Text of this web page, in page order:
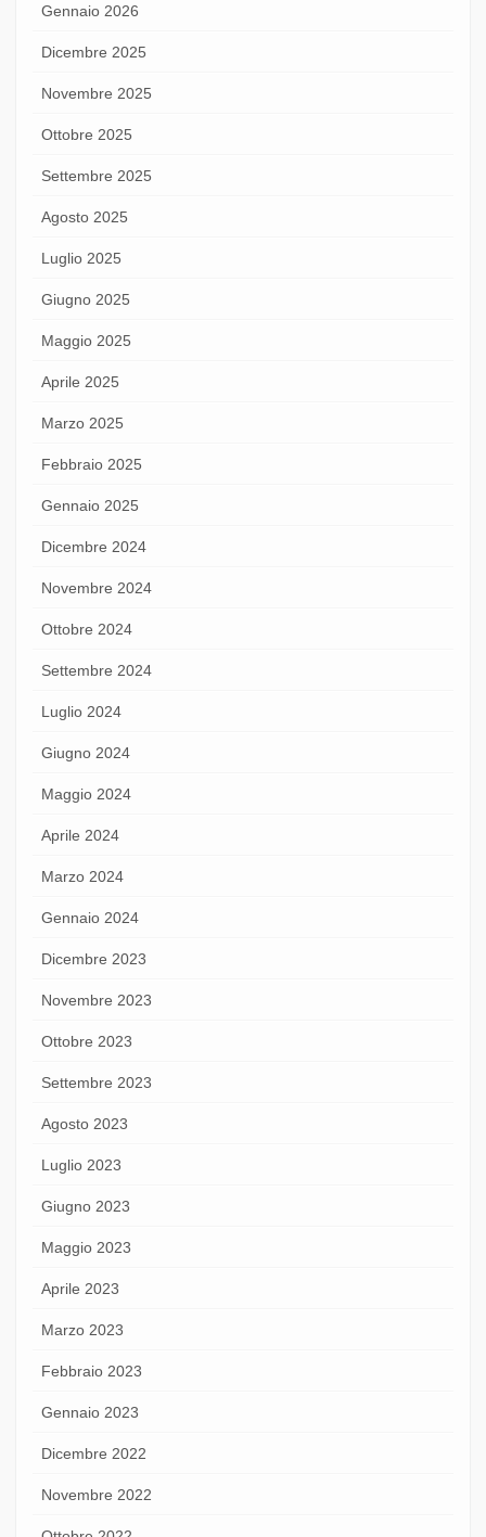
Gennaio 2026
Dicembre 2025
Novembre 2025
Ottobre 2025
Settembre 2025
Agosto 2025
Luglio 2025
Giugno 2025
Maggio 2025
Aprile 2025
Marzo 2025
Febbraio 2025
Gennaio 2025
Dicembre 2024
Novembre 2024
Ottobre 2024
Settembre 2024
Luglio 2024
Giugno 2024
Maggio 2024
Aprile 2024
Marzo 2024
Gennaio 2024
Dicembre 2023
Novembre 2023
Ottobre 2023
Settembre 2023
Agosto 2023
Luglio 2023
Giugno 2023
Maggio 2023
Aprile 2023
Marzo 2023
Febbraio 2023
Gennaio 2023
Dicembre 2022
Novembre 2022